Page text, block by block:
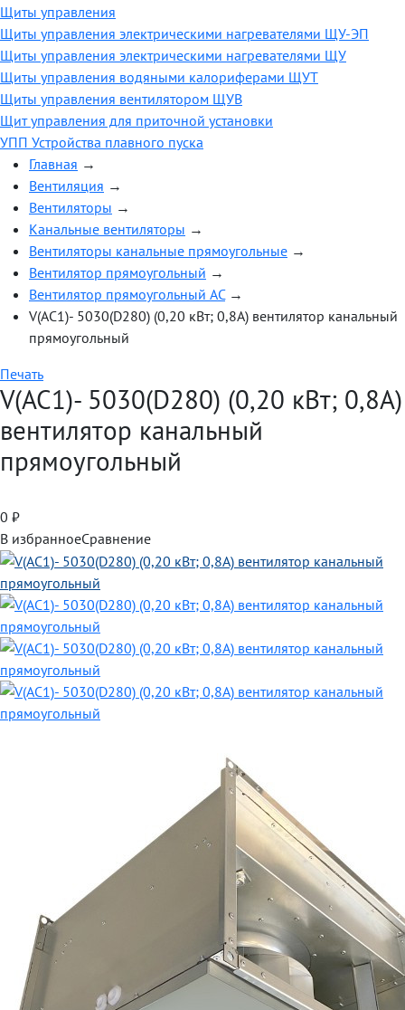
Щиты управления
Щиты управления электрическими нагревателями ЩУ-ЭП
Щиты управления электрическими нагревателями ЩУ
Щиты управления водяными калориферами ЩУТ
Щиты управления вентилятором ЩУВ
Щит управления для приточной установки
УПП Устройства плавного пуска
Главная →
Вентиляция →
Вентиляторы →
Канальные вентиляторы →
Вентиляторы канальные прямоугольные →
Вентилятор прямоугольный →
Вентилятор прямоугольный AC→
V(AC1)- 5030(D280) (0,20 кВт; 0,8А) вентилятор канальный
прямоугольный
Печать
V(AC1)- 5030(D280) (0,20 кВт; 0,8А)
вентилятор канальный
прямоугольный
0 ₽
В избранноеСравнение